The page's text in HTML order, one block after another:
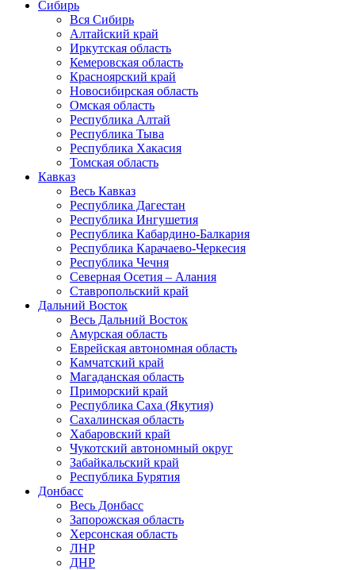
Сибирь
Вся Сибирь
Алтайский край
Иркутская область
Кемеровская область
Красноярский край
Новосибирская область
Омская область
Республика Алтай
Республика Тыва
Республика Хакасия
Томская область
Кавказ
Весь Кавказ
Республика Дагестан
Республика Ингушетия
Республика Кабардино-Балкария
Республика Карачаево-Черкесия
Республика Чечня
Северная Осетия – Алания
Ставропольский край
Дальний Восток
Весь Дальний Восток
Амурская область
Еврейская автономная область
Камчатский край
Магаданская область
Приморский край
Республика Саха (Якутия)
Сахалинская область
Хабаровский край
Чукотский автономный округ
Забайкальский край
Республика Бурятия
Донбасс
Весь Донбасс
Запорожская область
Херсонская область
ЛНР
ДНР